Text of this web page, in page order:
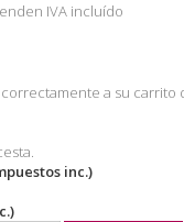
IVA incluído
a su carrito
inc.)